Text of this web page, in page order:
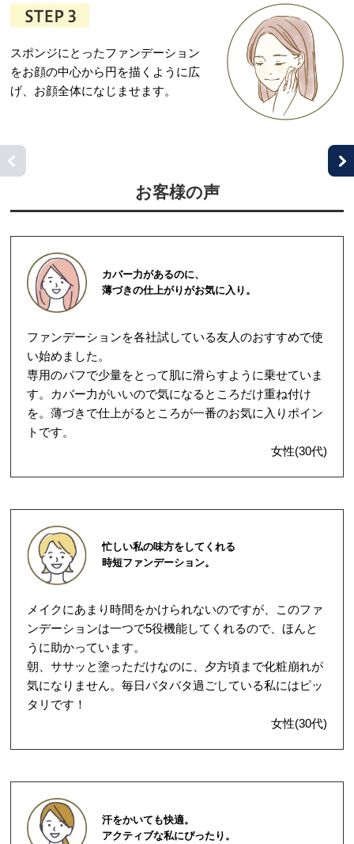
スポンジにとったファンデーション
をお顔の中心から円を描くように広
げ、お顔全体になじませます。
お客様の声
カバー力があるのに、
薄づきの仕上がりがお気に入り。
ファンデーションを各社試している友人のおすすめで使
い始めました。
専用のパフで少量をとって肌に滑らすように乗せていま
す。カバー力がいいので気になるところだけ重ね付け
を。薄づきで仕上がるところが一番のお気に入りポイン
トです。
女性(30代)
忙しい私の味方をしてくれる
時短ファンデーション。
メイクにあまり時間をかけられないのですが、このファ
ンデーションは一つで5役機能してくれるので、ほんと
うに助かっています。
朝、ササッと塗っただけなのに、夕方頃まで化粧崩れが
気になりません。毎日バタバタ過ごしている私にはピッ
タリです！
女性(30代)
汗をかいても快適。
アクティブな私にぴったり。